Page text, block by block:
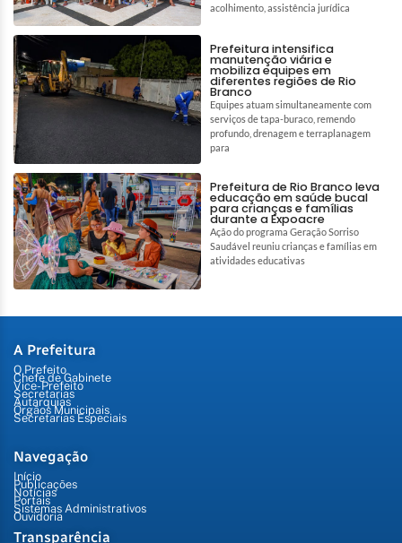
acolhimento, assistência jurídica
Prefeitura intensifica
manutenção viária e
mobiliza equipes em
diferentes regiões de Rio
Branco
Equipes atuam simultaneamente com
serviços de tapa-buraco, remendo
profundo, drenagem e terraplanagem
para
Prefeitura de Rio Branco leva
educação em saúde bucal
para crianças e famílias
durante a Expoacre
Ação do programa Geração Sorriso
Saudável reuniu crianças e famílias em
atividades educativas
A Prefeitura
O Prefeito
Chefe de Gabinete
Vice-Prefeito
Secretarias
Autarquias
Órgãos Municipais
Secretarias Especiais
Navegação
Início
Publicações
Notícias
Portais
Sistemas Administrativos
Ouvidoria
Transparência